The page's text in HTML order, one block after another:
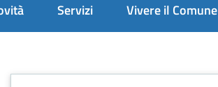
Servizi Vivere il Comune